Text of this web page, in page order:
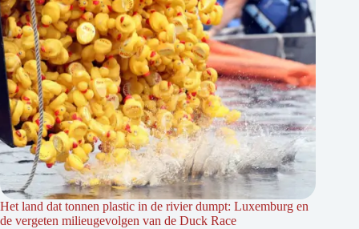
Het land dat tonnen plastic in de rivier dumpt: Luxemburg en
de vergeten milieugevolgen van de Duck Race